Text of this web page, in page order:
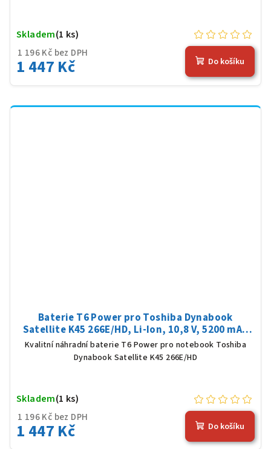
1 196 Kč bez DPH
1 447 Kč
Skladem(1 ks)
Do košíku
Baterie T6 Power pro Toshiba Dynabook
Satellite K45 266E/HD, Li-Ion, 10,8 V, 5200 mAh
(56 Wh), černá
Kvalitní náhradní baterie T6 Power pro notebook Toshiba
Dynabook Satellite K45 266E/HD
1 196 Kč bez DPH
1 447 Kč
Skladem(1 ks)
Do košíku